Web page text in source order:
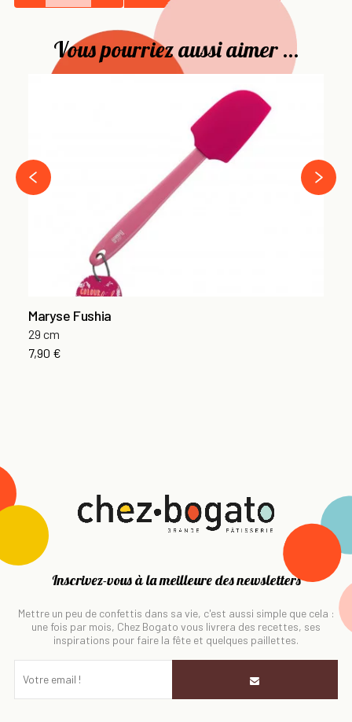
Vous pourriez aussi aimer ...
Maryse Fushia
29 cm
7,90 €
‹
›
Inscrivez-vous à la meilleure des newsletters
Mettre un peu de confettis dans sa vie, c'est aussi simple que cela :
une fois par mois, Chez Bogato vous livrera des recettes, ses
inspirations pour faire la fête et quelques paillettes.